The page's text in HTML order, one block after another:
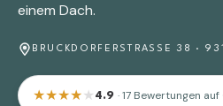
einem Dach.
BRUCKDORFERSTRASSE 38 ·
★★★★★ 4.9 · 17 Bewertungen